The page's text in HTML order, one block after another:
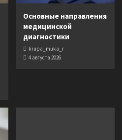
Основные направления
медицинской
диагностики
krupa_muka_r
4 августа 2026